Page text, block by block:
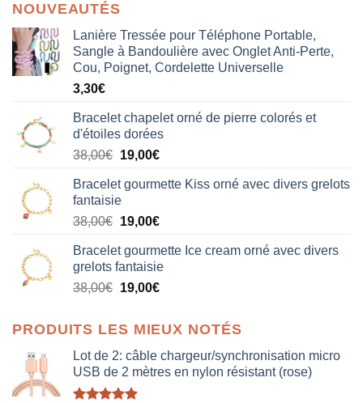
NOUVEAUTÉS
Lanière Tressée pour Téléphone Portable,
Sangle à Bandoulière avec Onglet Anti-Perte,
Cou, Poignet, Cordelette Universelle
3,30€
Bracelet chapelet orné de pierre colorés et
d'étoiles dorées
38,00€ Le
initial
était :
38,00€.
19,00€Le
actuel
19,00€.
Bracelet gourmette Kiss orné avec divers grelots
fantaisie
38,00€ Le
initial
était :
38,00€.
19,00€Le
actuel
est :
19,00€.
Bracelet gourmette Ice cream orné avec divers
grelots fantaisie
38,00€ Le
était :
38,00€.
19,00€Le
est :
19,00€.
PRODUITS LES MIEUX NOTÉS
Lot de 2: câble chargeur/synchronisation micro
USB de 2 mètres en nylon résistant (rose)